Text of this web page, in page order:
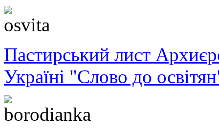
Пастирський лист
Україні "Слово до